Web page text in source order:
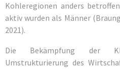
Kohleregionen anders
aktiv wurden als Männer
2021).
Die Bekämpfung der
Umstrukturierung des